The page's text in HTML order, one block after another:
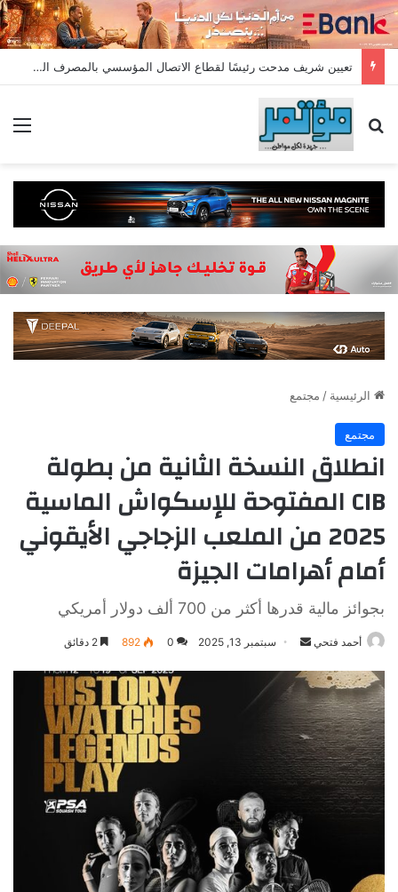
تعيين شريف مدحت رئيسًا لقطاع الاتصال المؤسسي بالمصرف المتحد بخبرة تمتد لأكثر من 18 عامًا
بحث عن
الرئيسية / مجتمع
مجتمع
انطلاق النسخة الثانية من بطولة
CIB المفتوحة للإسكواش الماسية
2025 من الملعب الزجاجي الأيقوني
أمام أهرامات الجيزة
بجوائز مالية قدرها أكثر من 700 ألف دولار أمريكي
أحمد فتحي
أرسل
إلكترونيا
سبتمبر 13, 2025 0
892